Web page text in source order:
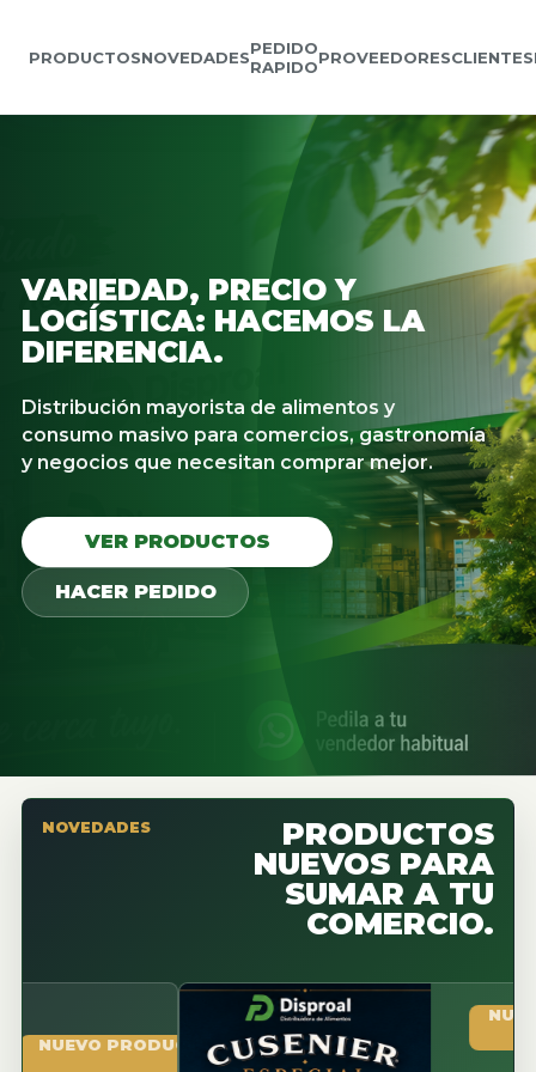
PRODUCTOSNOVEDADESPEDIDO
RAPIDOPROVEEDORESCLIENTES
VARIEDAD, PRECIO Y
LOGÍSTICA: HACEMOS LA
DIFERENCIA.
Distribución mayorista de alimentos y
consumo masivo para comercios, gastronomía
y negocios que necesitan comprar mejor.
VER PRODUCTOS
HACER PEDIDO
NOVEDADES
PRODUCTOS
NUEVOS PARA
SUMAR A TU
COMERCIO.
PRODUCTO
NUEVO